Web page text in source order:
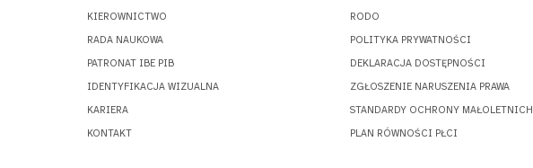
KIEROWNICTWO
RADA NAUKOWA
PATRONAT IBE PIB
IDENTYFIKACJA WIZUALNA
KARIERA
KONTAKT
RODO
POLITYKA PRYWATNOŚCI
DEKLARACJA DOSTĘPNOŚCI
ZGŁOSZENIE NARUSZENIA PRAWA
STANDARDY OCHRONY MAŁOLETNICH
PLAN RÓWNOŚCI PŁCI